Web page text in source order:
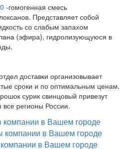
-гомогенная смесь
Представляет собой
со слабым запахом
(эфира), гидролизующуюся в
доставки организовывает
сроки и по оптимальным ценам.
сурик свинцовый привезут
все регионы России.